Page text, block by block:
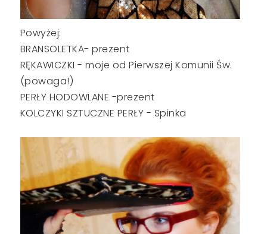
Powyżej:
BRANSOLETKA- prezent
RĘKAWICZKI - moje od Pierwszej Komunii Św.
(powaga!)
PERŁY HODOWLANE -prezent
KOLCZYKI SZTUCZNE PERŁY - Spinka